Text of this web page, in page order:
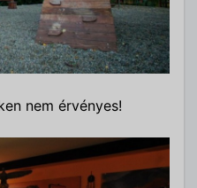
nem érvényes!